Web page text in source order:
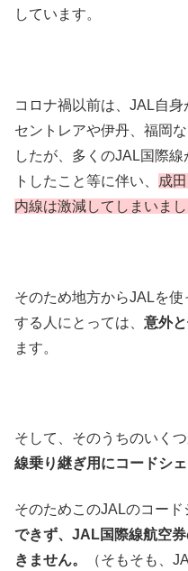
しています。
コロナ禍以前は、JAL自
セントレアや伊丹、福岡
したが、多くのJAL国際
トしたこと等に伴い、
成
内線は激減してしまいまし
そのため地方からJALを
する人にとっては、 意外
ます。
そして、そのうちのいく
線乗り継ぎ用にコードシ
そのためこのJALのコード
できず、JAL国際線航空
きません。
（そもそも、